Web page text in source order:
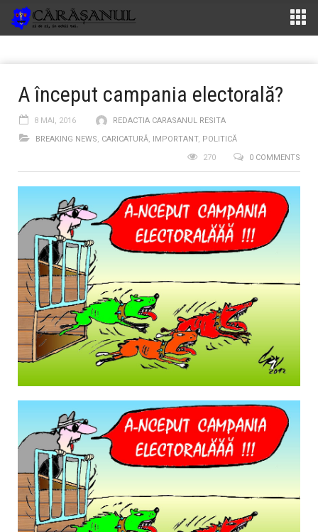
A început campania electorală?
8 MAI, 2016
REDACTIA CARASANUL RESITA
BREAKING NEWS, CARICATURĂ, IMPORTANT, POLITICĂ
0 COMMENTS
270